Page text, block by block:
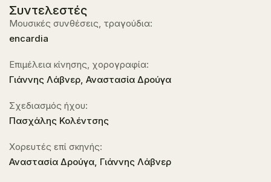
Συντελεστές
Μουσικές συνθέσεις, τραγούδια:
encardia
Επιμέλεια κίνησης, χορογραφία:
Γιάννης Λάβνερ, Αναστασία Δρούγα
Σχεδιασμός ήχου:
Πασχάλης Κολέντσης
Χορευτές επί σκηνής:
Αναστασία Δρούγα, Γιάννης Λάβνερ